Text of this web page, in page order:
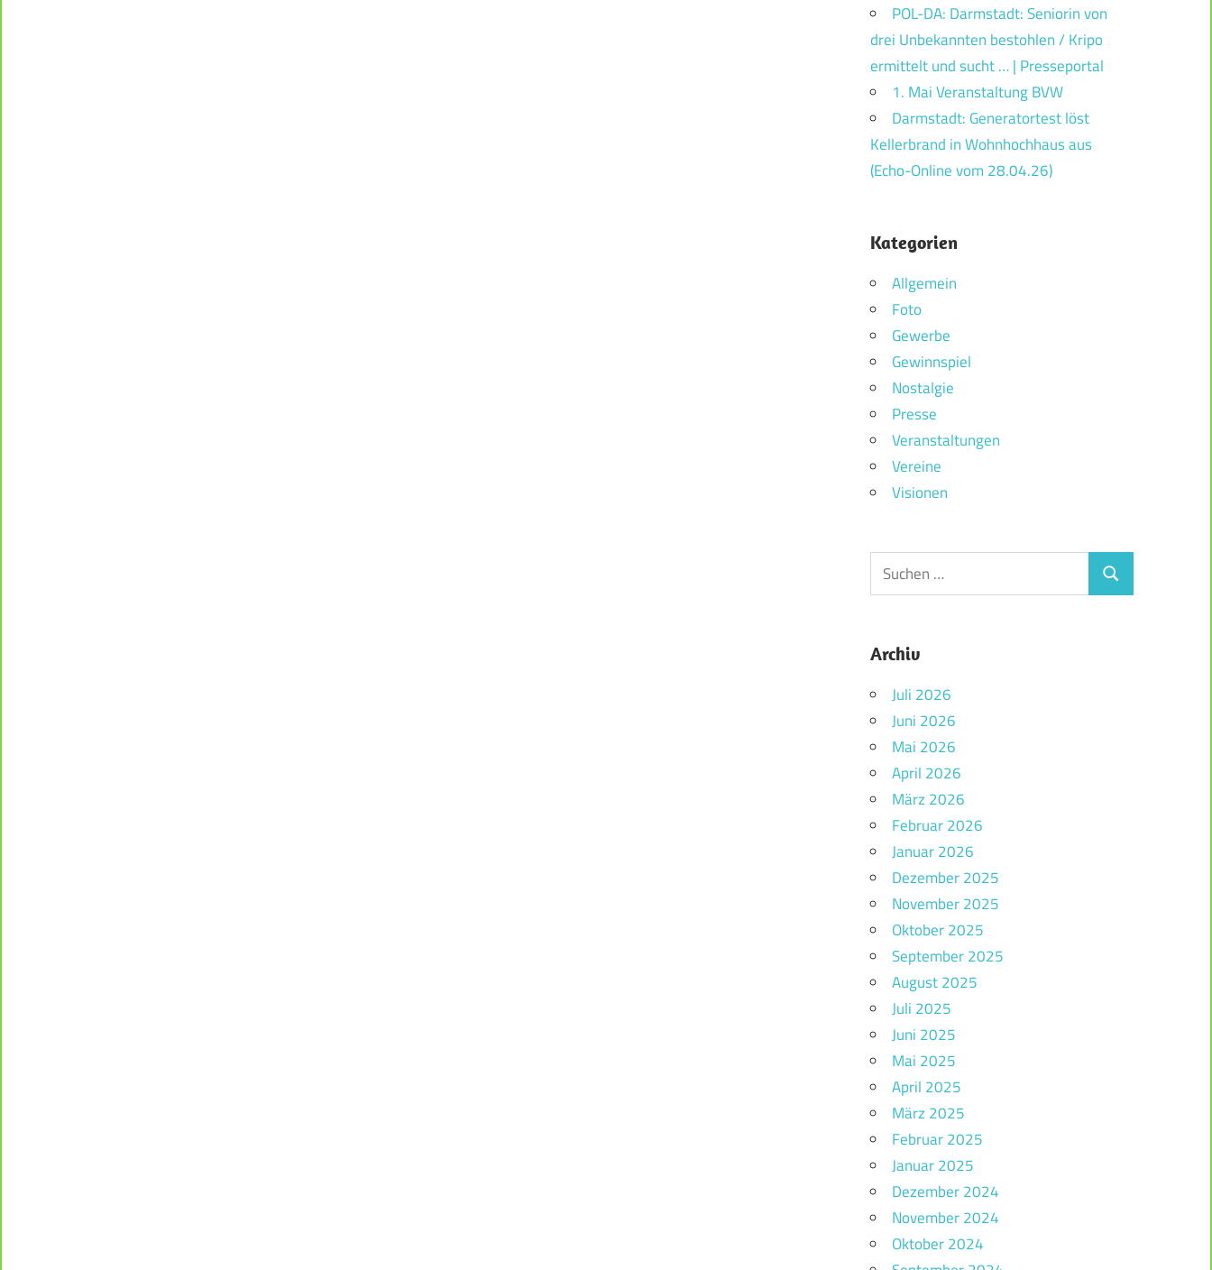
POL-DA: Darmstadt: Seniorin von
drei Unbekannten bestohlen / Kripo
ermittelt und sucht … | Presseportal
1. Mai Veranstaltung BVW
Darmstadt: Generatortest löst
Kellerbrand in Wohnhochhaus aus
(Echo-Online vom 28.04.26)
Kategorien
Allgemein
Foto
Gewerbe
Gewinnspiel
Nostalgie
Presse
Veranstaltungen
Vereine
Visionen
Archiv
Juli 2026
Juni 2026
Mai 2026
April 2026
März 2026
Februar 2026
Januar 2026
Dezember 2025
November 2025
Oktober 2025
September 2025
August 2025
Juli 2025
Juni 2025
Mai 2025
April 2025
März 2025
Februar 2025
Januar 2025
Dezember 2024
November 2024
Oktober 2024